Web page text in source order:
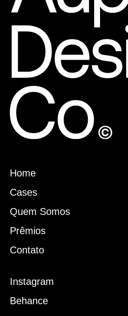
Home
Cases
Quem Somos
Prêmios
Contato
Instagram
Behance